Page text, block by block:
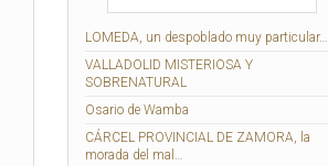
LOMEDA, un despoblado muy particular…
VALLADOLID MISTERIOSA Y
SOBRENATURAL
Osario de Wamba
CÁRCEL PROVINCIAL DE ZAMORA, la
morada del mal…